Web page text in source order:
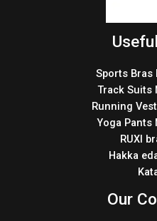
Sports Bras
Track Suits
Running
Yoga Pants
RUXI
Hakka
Our